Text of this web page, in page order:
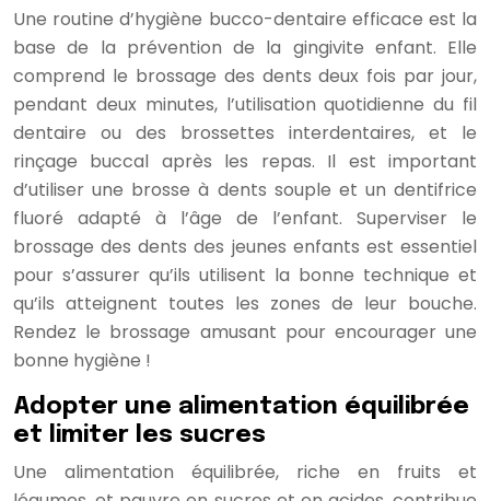
Une routine d’hygiène bucco-dentaire efficace est la
base de la prévention de la gingivite enfant. Elle
comprend le brossage des dents deux fois par jour,
pendant deux minutes, l’utilisation quotidienne du fil
dentaire ou des brossettes interdentaires, et le
rinçage buccal après les repas. Il est important
d’utiliser une brosse à dents souple et un dentifrice
fluoré adapté à l’âge de l’enfant. Superviser le
brossage des dents des jeunes enfants est essentiel
pour s’assurer qu’ils utilisent la bonne technique et
qu’ils atteignent toutes les zones de leur bouche.
Rendez le brossage amusant pour encourager une
bonne hygiène !
Adopter une alimentation équilibrée
et limiter les sucres
Une alimentation équilibrée, riche en fruits et